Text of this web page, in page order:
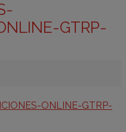
GTRP-
ONLINE-GTRP-